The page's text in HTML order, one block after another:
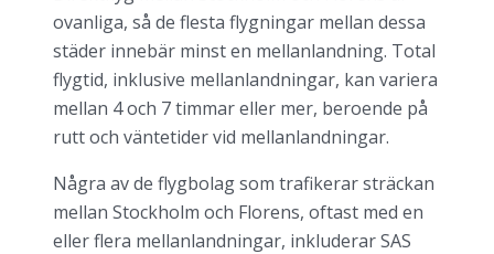
ovanliga, så de flesta flygningar mellan dessa
städer innebär minst en mellanlandning. Total
flygtid, inklusive mellanlandningar, kan variera
mellan 4 och 7 timmar eller mer, beroende på
rutt och väntetider vid mellanlandningar.
Några av de flygbolag som trafikerar sträckan
mellan Stockholm och Florens, oftast med en
eller flera mellanlandningar, inkluderar SAS